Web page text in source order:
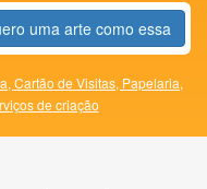
uma arte como essa
Cartão de Visitas, Papelaria,
de criação